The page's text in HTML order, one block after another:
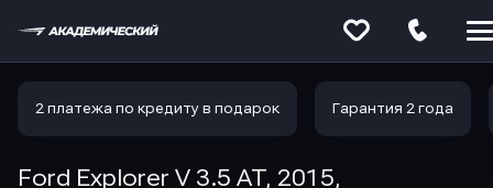
2 платежа по кредиту в подарок Гарантия 2 года
Ford Explorer V 3.5 AT, 2015,